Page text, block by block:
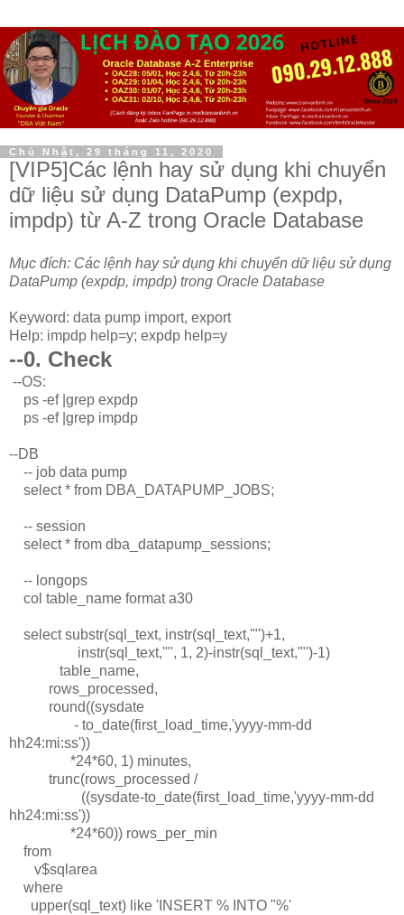
Chủ Nhật, 29 tháng 11, 2020
[VIP5]Các lệnh hay sử dụng khi chuyển
dữ liệu sử dụng DataPump (expdp,
impdp) từ A-Z trong Oracle Database
Mục đích: Các lệnh hay sử dụng khi chuyển dữ liệu sử dụng
DataPump (expdp, impdp) trong Oracle Database
Keyword: data pump import, export
Help: impdp help=y; expdp help=y
--0. Check
--OS:
ps -ef |grep expdp
ps -ef |grep impdp
--DB
-- job data pump
select * from DBA_DATAPUMP_JOBS;
-- session
select * from dba_datapump_sessions;
-- longops
col table_name format a30
select substr(sql_text, instr(sql_text,'"')+1,
instr(sql_text,'"', 1, 2)-instr(sql_text,'"')-1)
table_name,
rows_processed,
round((sysdate
- to_date(first_load_time,'yyyy-mm-dd
hh24:mi:ss'))
*24*60, 1) minutes,
trunc(rows_processed /
((sysdate-to_date(first_load_time,'yyyy-mm-dd
hh24:mi:ss'))
*24*60)) rows_per_min
from
v$sqlarea
where
upper(sql_text) like 'INSERT % INTO "%'